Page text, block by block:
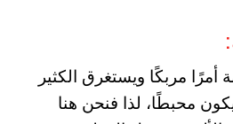
مربكًا ويستغرق الكثير
محبطًا، لذا فنحن هنا